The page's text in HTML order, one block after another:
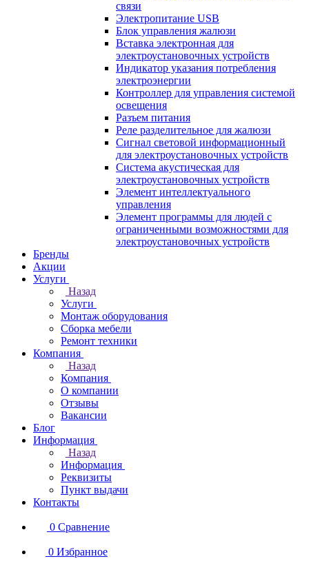
связи
Электропитание USB
Блок управления жалюзи
Вставка электронная для
электроустановочных устройств
Индикатор указания потребления
электроэнергии
Контроллер для управления системой
освещения
Разъем питания
Реле разделительное для жалюзи
Сигнал световой информационный
для электроустановочных устройств
Система акустическая для
электроустановочных устройств
Элемент интеллектуального
управления
Элемент программы для людей с
ограниченными возможностями для
электроустановочных устройств
Бренды
Акции
Услуги
Назад
Услуги
Монтаж оборудования
Сборка мебели
Ремонт техники
Компания
Назад
Компания
О компании
Отзывы
Вакансии
Блог
Информация
Назад
Информация
Реквизиты
Пункт выдачи
Контакты
0 Сравнение
0 Избранное